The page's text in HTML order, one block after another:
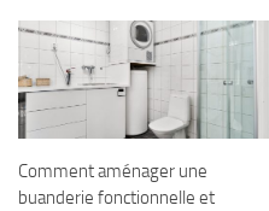
Comment aménager une
buanderie fonctionnelle et